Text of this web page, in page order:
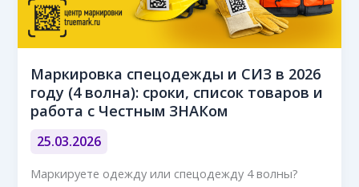
Маркировка спецодежды и СИЗ в 2026
году (4 волна): сроки, список товаров и
работа с Честным ЗНАКом
25.03.2026
Маркируете одежду или спецодежду 4 волны?